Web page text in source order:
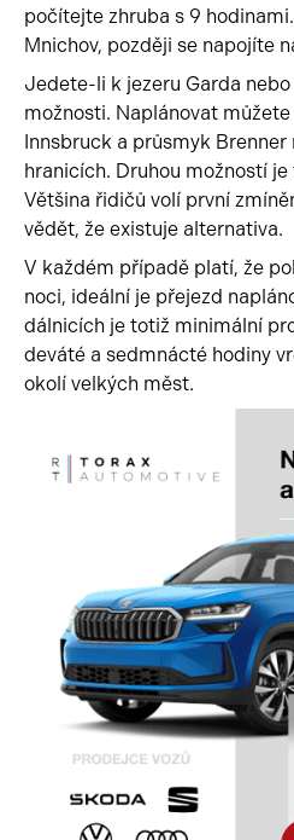
počítejte zhruba s 9
Mnichov, později se napojíte
Jedete-li k jezeru Garda
možnosti. Naplánovat
Innsbruck a průsmyk
hranicích. Druhou možností
Většina řidičů volí první
vědět, že existuje alternativa.
V každém případě platí, že
noci, ideální je přejezd
dálnicích je totiž minimální
deváté a sedmnácté hodiny
okolí velkých měst.